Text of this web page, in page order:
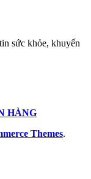
sức khỏe, khuyến
HÀNG
Themes.